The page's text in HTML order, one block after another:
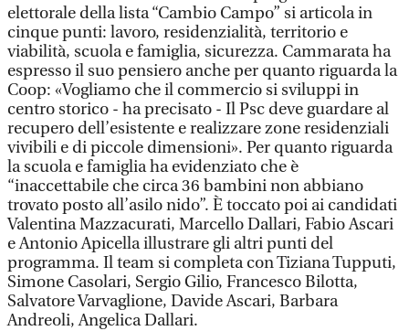
elettorale della lista “Cambio Campo” si articola in
cinque punti: lavoro, residenzialità, territorio e
viabilità, scuola e famiglia, sicurezza. Cammarata ha
espresso il suo pensiero anche per quanto riguarda la
Coop: «Vogliamo che il commercio si sviluppi in
centro storico - ha precisato - Il Psc deve guardare al
recupero dell’esistente e realizzare zone residenziali
vivibili e di piccole dimensioni». Per quanto riguarda
la scuola e famiglia ha evidenziato che è
“inaccettabile che circa 36 bambini non abbiano
trovato posto all’asilo nido”. È toccato poi ai candidati
Valentina Mazzacurati, Marcello Dallari, Fabio Ascari
e Antonio Apicella illustrare gli altri punti del
programma. Il team si completa con Tiziana Tupputi,
Simone Casolari, Sergio Gilio, Francesco Bilotta,
Salvatore Varvaglione, Davide Ascari, Barbara
Andreoli, Angelica Dallari.